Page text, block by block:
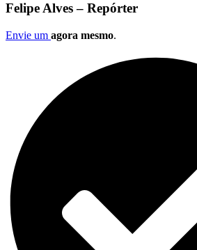
Felipe Alves – Repórter
Envie um agora mesmo.